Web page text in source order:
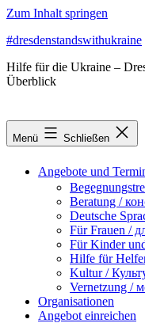
Zum Inhalt springen
#dresdenstandswithukraine
Hilfe für die Ukraine –
Überblick
Menü Schließen
Angebote und
Beratung /
Deutsche
Für Frauen /
Für Kinder
Hilfe für
Kultur /
Vernetzung /
Organisationen
Angebot einreichen